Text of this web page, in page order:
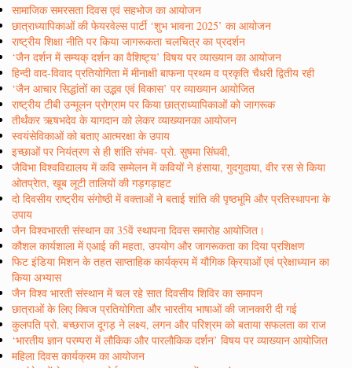
सामाजिक समरसता दिवस एवं सहभोज का आयोजन
छात्राध्यापिकाओं की फेयरवेल्स पार्टी ‘शुभ भावना 2025’ का आयोजन
राष्ट्रीय शिक्षा नीति पर किया जागरूकता चलचित्र का प्रदर्शन
‘जैन दर्शन में सम्यक् दर्शन का वैशिष्ट्य’ विषय पर व्याख्यान का आयोजन
हिन्दी वाद-विवाद प्रतियोगिता में मीनाक्षी बाफना प्रथम व प्रकृति चैधरी द्वितीय रही
‘जैन आचार सिद्धांतों का उद्भव एवं विकास’ पर व्याख्यान आयोजित
राष्ट्रीय टीबी उन्मूलन प्रोग्राम पर किया छात्राध्यापिकाओं को जागरूक
तीर्थंकर ऋषभदेव के यागदान को लेकर व्याख्यानका आयोजन
स्वयंसेविकाओं को बताए आत्मरक्षा के उपाय
इच्छाओं पर नियंत्रण से ही शांति संभव- प्रो. सुषमा सिंघवी,
जैविभा विश्वविद्यालय में कवि सम्मेलन में कवियों ने हंसाया, गुदगुदाया, वीर रस से किया
ओतप्रेात, खूब लूटी तालियों की गड़गड़ाहट
दो दिवसीय राष्ट्रीय संगोष्ठी में वक्ताओं ने बताई शांति की पृष्ठभूमि और प्रतिस्थापना के
उपाय
जैन विश्वभारती संस्थान का 35वें स्थापना दिवस समारोह आयोजित।
कौशल कार्यशाला में एआई की महता, उपयोग और जागरूकता का दिया प्रशिक्षण
फिट इंडिया मिशन के तहत साप्ताहिक कार्यक्रम में यौगिक क्रियाओं एवं प्रेक्षाध्यान का
किया अभ्यास
जैन विश्व भारती संस्थान में चल रहे सात दिवसीय शिविर का समापन
छात्राओं के लिए क्विज प्रतियोगिता और भारतीय भाषाओं की जानकारी दी गई
कुलपति प्रो. बच्छराज दूगड़ ने लक्ष्य, लगन और परिश्रम को बताया सफलता का राज
‘भारतीय ज्ञान परम्परा में लौकिक और पारलौकिक दर्शन’ विषय पर व्याख्यान आयोजित
महिला दिवस कार्यक्रम का आयोजन